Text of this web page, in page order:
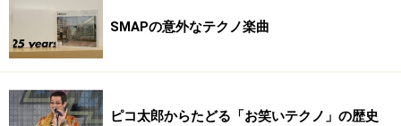
SMAPの意外なテクノ楽曲
ピコ太郎からたどる「お笑いテクノ」の歴史